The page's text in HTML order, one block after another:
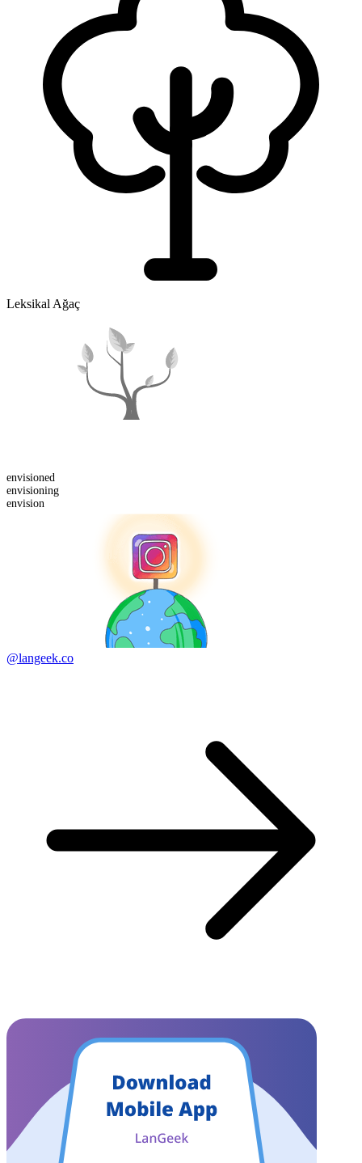
Leksikal Ağaç
envisioned
envisioning
envision
@langeek.co